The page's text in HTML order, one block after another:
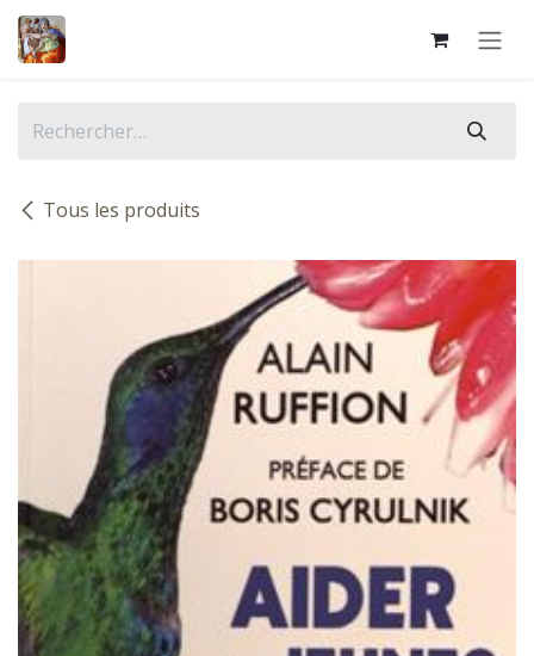
Se rendre au contenu
Tous les produits